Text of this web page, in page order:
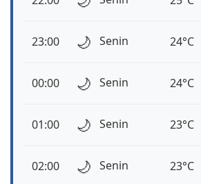
23:00 🌙 Senin 24°C
00:00 🌙 Senin 24°C
01:00 🌙 Senin 23°C
02:00 🌙 Senin 23°C